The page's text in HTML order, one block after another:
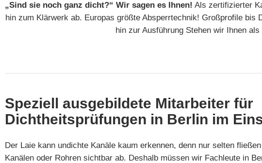
„Sind sie noch ganz dicht?“ Wir sagen es Ihnen! Als zertifizierter
hin zum Klärwerk ab. Europas größte Absperrtechnik! Großprofile bis
hin zur Ausführung Stehen wir Ihnen
Speziell ausgebildete Mitarbeiter für
Dichtheitsprüfungen in Berlin im
Der Laie kann undichte Kanäle kaum erkennen, denn nur selten
Kanälen oder Rohren sichtbar ab. Deshalb müssen wir Fachleute in